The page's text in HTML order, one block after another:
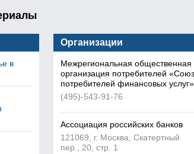
в
Организации
Межрегиональная общественная
организация потребителей «Союз
потребителей финансовых услуг»
(495)-543-91-76
Ассоциация российских банков
121069, г. Москва, Скатертный
пер., 20, стр. 1